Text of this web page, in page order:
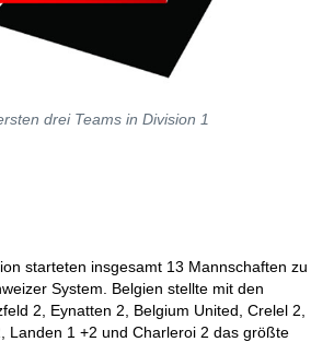
drei Teams in Division 1
starteten insgesamt 13 Mannschaften zu
System. Belgien stellte mit den
2, Eynatten 2, Belgium United, Crelel 2,
Landen 1 +2 und Charleroi 2 das größte